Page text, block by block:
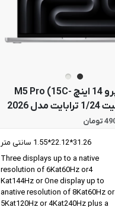
مک بوک پرو 14 اینچ M5 Pro (15C-
31.26*22.12*1.55 سانتی متر
Three displays up to a native
resolution of 6Kat60Hz or4
Kat144Hz or One display up to
anative resolution of 8Kat60Hz or
5Kat120Hz or 4Kat240Hz plus a